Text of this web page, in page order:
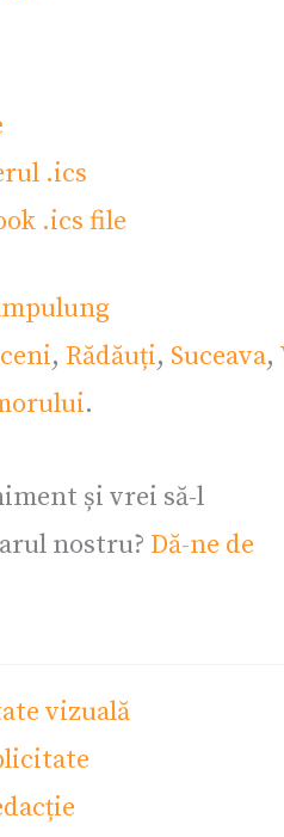
.ics
.ics file
, Rădăuți, Suceava,
.
și vrei să-l
nostru? Dă-ne de
vizuală